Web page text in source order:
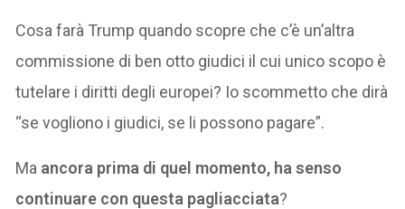
Cosa farà Trump quando scopre che c’è un’altra
commissione di ben otto giudici il cui unico scopo è
tutelare i diritti degli europei? Io scommetto che dirà
“se vogliono i giudici, se li possono pagare”.
Ma ancora prima di quel momento, ha senso
continuare con questa pagliacciata?